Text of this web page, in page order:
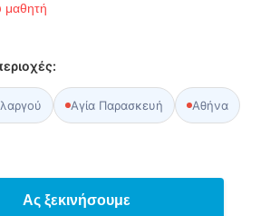
μαθητή
Αγία Παρασκευή Αθήνα
Ας ξεκινήσουμε